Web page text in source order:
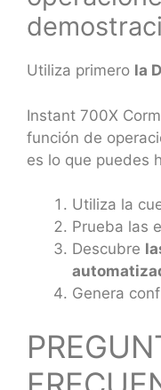
Utiliza primero la
Instant 700X
función de
es lo que puedes
Utiliza la
Prueba las
Descubre
Genera